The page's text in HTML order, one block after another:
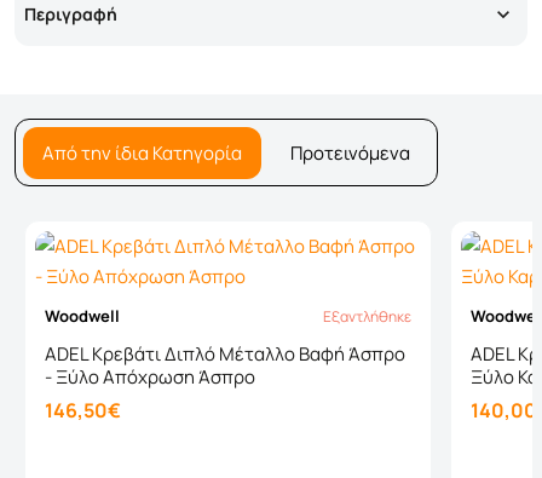
Περιγραφή
Από την ίδια Κατηγορία Προτεινόμενα
Εξαντλήθηκε
Woodwell Εξαντλήθηκε
ADEL Κρεβάτι Διπλό Μέταλλο Βαφή Άσπρο
- Ξύλο Απόχρωση Άσπρο
146,50€
ADEL
Ξύλο